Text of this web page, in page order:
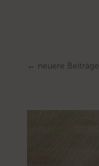
← neuere Beiträge